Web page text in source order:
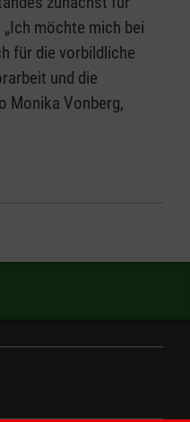
möchte mich bei
für die vorbildliche
und die
Monika Vonberg,